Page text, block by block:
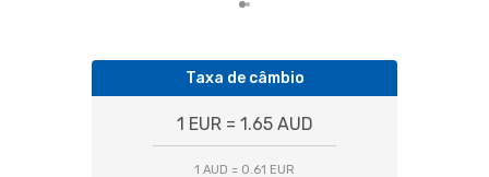
Taxa de câmbio
1 EUR = 1.65 AUD
1 AUD = 0.61 EUR